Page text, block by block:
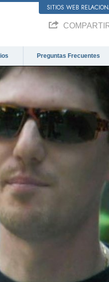
SITIOS WEB
Preguntas Frecuentes